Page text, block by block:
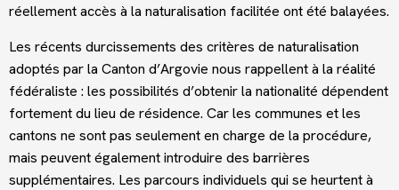
réellement accès à la naturalisation facilitée ont été balayées.
Les récents durcissements des critères de naturalisation
adoptés par la Canton d’Argovie nous rappellent à la réalité
fédéraliste : les possibilités d’obtenir la nationalité dépendent
fortement du lieu de résidence. Car les communes et les
cantons ne sont pas seulement en charge de la procédure,
mais peuvent également introduire des barrières
supplémentaires. Les parcours individuels qui se heurtent à